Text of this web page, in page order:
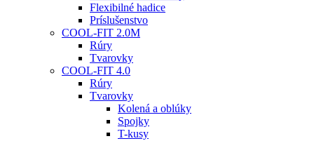
Flexibilné hadice
Príslušenstvo
COOL-FIT 2.0M
Rúry
Tvarovky
COOL-FIT 4.0
Rúry
Tvarovky
Kolená a oblúky
Spojky
T-kusy